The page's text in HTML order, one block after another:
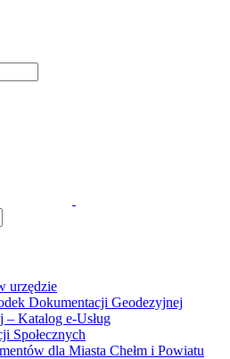
urzędzie
Dokumentacji Geodezyjnej
Katalog e-Usług
Społecznych
dla Miasta Chełm i Powiatu